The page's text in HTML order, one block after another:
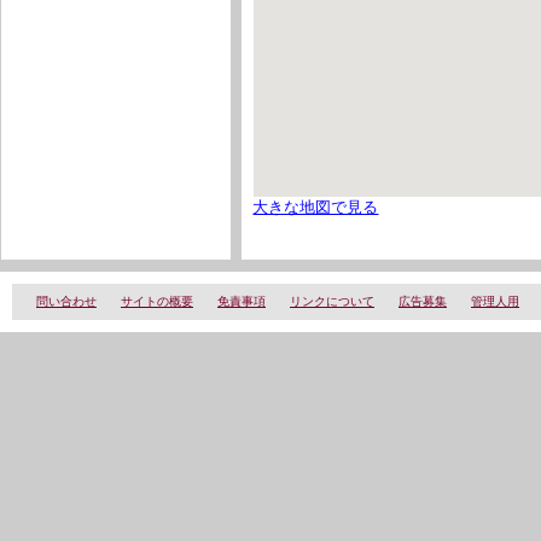
大きな地図で見る
問い合わせ サイトの概要 免責事項 リンクについて 広告募集 管理人用